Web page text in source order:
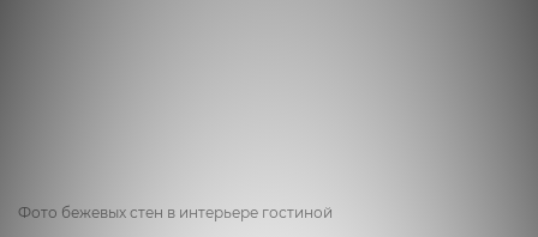
Фото бежевых стен в интерьере гостиной